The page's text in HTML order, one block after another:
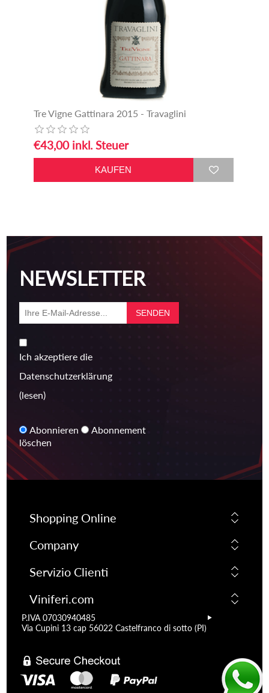
Tre Vigne Gattinara 2015 - Travaglini
€43,00 inkl. Steuer
NEWSLETTER
Ich akzeptiere die
Datenschutzerklärung
(lesen)
Abonnieren
Abonnement
löschen
Shopping Online
Company
Servizio Clienti
Viniferi.com
P.IVA 07030940485
Via Cupini 13 cap 56022 Castelfranco di sotto (PI)